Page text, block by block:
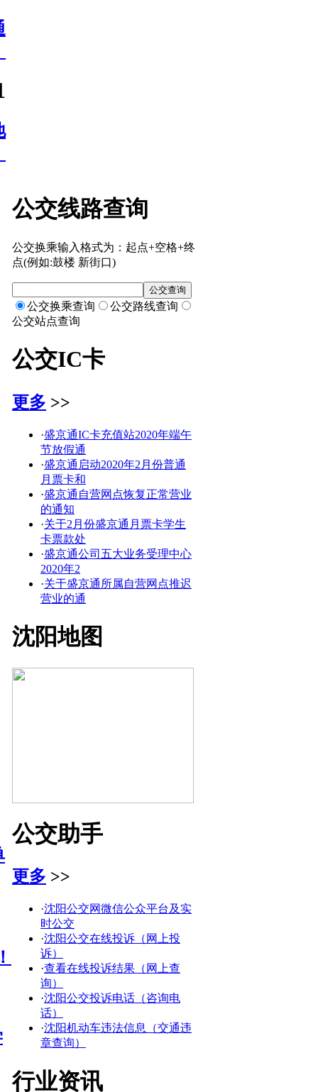
公交线路查询
公交换乘输入格式为：起点+空格+终
点(例如:鼓楼 新街口)
公交换乘查询
公交路线查询
公交站点查询
公交IC卡
更多 >>
·盛京通IC卡充值站2020年端午
节放假通
·盛京通启动2020年2月份普通
月票卡和
·盛京通自营网点恢复正常营业
的通知
·关于2月份盛京通月票卡学生
卡票款处
·盛京通公司五大业务受理中心
2020年2
·关于盛京通所属自营网点推迟
营业的通
沈阳地图
公交助手
更多 >>
·沈阳公交网微信公众平台及实
时公交
·沈阳公交在线投诉（网上投
诉）
·查看在线投诉结果（网上查
询）
·沈阳公交投诉电话（咨询电
话）
·沈阳机动车违法信息（交通违
章查询）
行业资讯